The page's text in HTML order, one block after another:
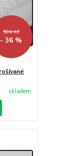
506 Kč
- 36 %
skladem